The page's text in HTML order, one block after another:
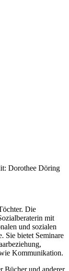
Dorothee Döring
Die
mit
und sozialen
Sie bietet Seminare
Kommunikation.
Bücher und anderer